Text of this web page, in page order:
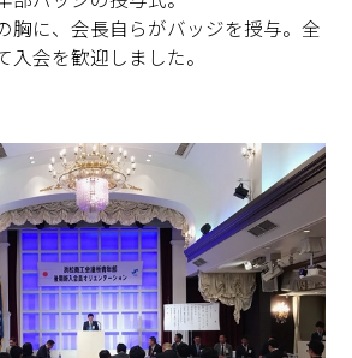
胸に、会長自らがバッジを授与。全
入会を歓迎しました。